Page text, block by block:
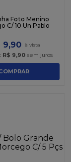
Foto Menino
C/ 10 Un Pablo
9,90
R$ 9,90 sem juros